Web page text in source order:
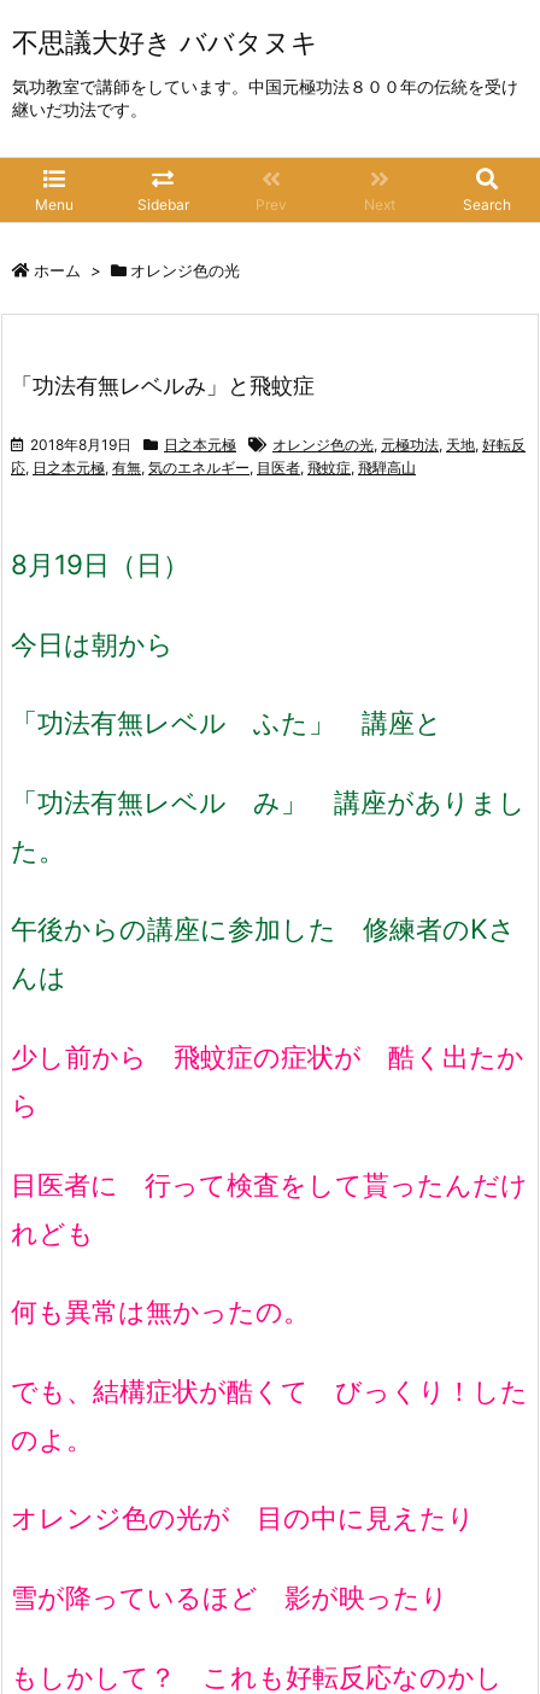
不思議大好き ババタヌキ
気功教室で講師をしています。中国元極功法８００年の伝統を受け
継いだ功法です。
Menu Sidebar Prev Next Search
ホーム > オレンジ色の光
「功法有無レベルみ」と飛蚊症
2018年8月19日 日之本元極 オレンジ色の光, 元極功法, 天地, 好転反
応, 日之本元極, 有無, 気のエネルギー, 目医者, 飛蚊症, 飛騨高山
8月19日（日）
今日は朝から
「功法有無レベル ふた」 講座と
「功法有無レベル み」 講座がありまし
た。
午後からの講座に参加した 修練者のKさ
んは
少し前から 飛蚊症の症状が 酷く出たか
ら
目医者に 行って検査をして貰ったんだけ
れども
何も異常は無かったの。
でも、結構症状が酷くて びっくり！した
のよ。
オレンジ色の光が 目の中に見えたり
雪が降っているほど 影が映ったり
もしかして？ これも好転反応なのかし